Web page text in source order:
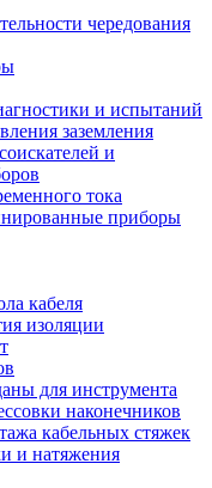
чередования
и испытаний
заземления
и
тока
приборы
кабеля
изоляции
для инструмента
наконечников
кабельных стяжек
и натяжения